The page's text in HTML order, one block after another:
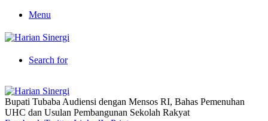
Menu
Search for
Bupati Tubaba Audiensi dengan Mensos RI, Bahas Pemenuhan
UHC dan Usulan Pembangunan Sekolah Rakyat